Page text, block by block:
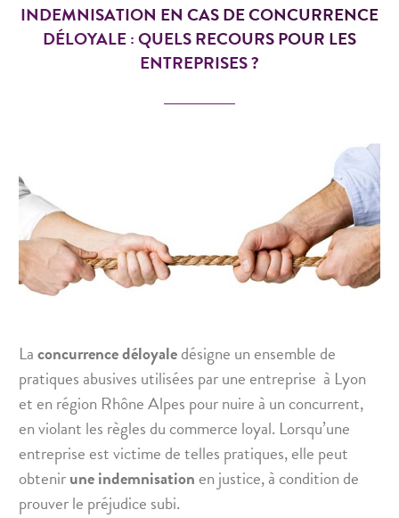
INDEMNISATION EN CAS DE CONCURRENCE
DÉLOYALE : QUELS RECOURS POUR LES
ENTREPRISES ?
Laconcurrence déloyaledésigne un ensemble de
pratiques abusives utilisées par une entreprise à Lyon
et en région Rhône Alpes pour nuire à un concurrent,
en violant les règles du commerce loyal. Lorsqu’une
entreprise est victime de telles pratiques, elle peut
obtenirune indemnisation en justice, à condition de
prouver le préjudice subi.